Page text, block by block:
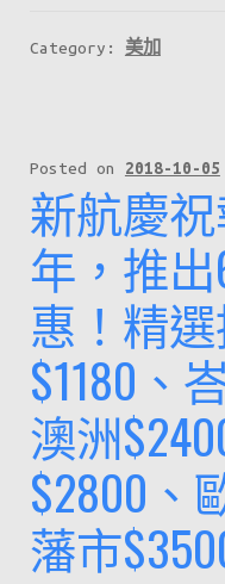
北
美
優
惠
洛
杉
磯
舊
金
山
紐
約
及
Category: 美加
Posted on 2018-10-05
新航慶
年，推
惠！精
$1180、
澳洲
$2800、
藩市